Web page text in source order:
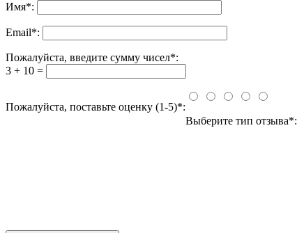
Имя*:
Email*:
Пожалуйста, введите сумму чисел*:
3 + 10 =
Пожалуйста, поставьте оценку (1-5)*:
Выберите тип отзыва*: